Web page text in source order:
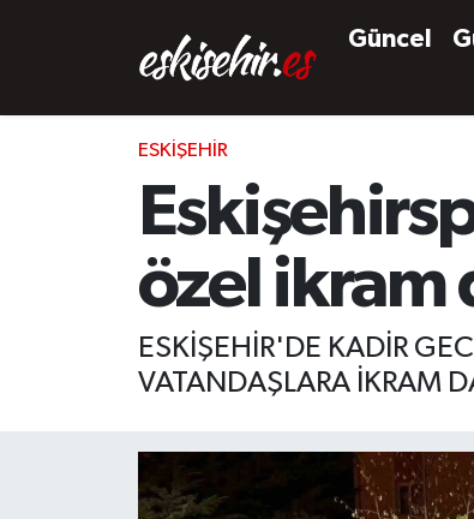
Güncel
ESKIŞEHIR
özel ikram
ESKİŞEHİR'DE KADİR
VATANDAŞLARA İKRAM